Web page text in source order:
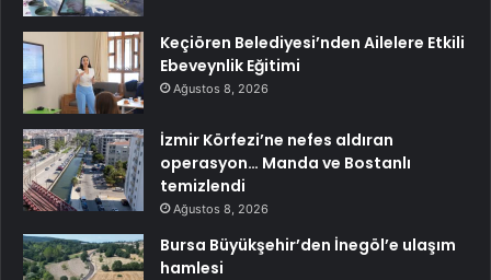
Keçiören Belediyesi’nden Ailelere Etkili
Ebeveynlik Eğitimi
Ağustos 8, 2026
İzmir Körfezi’ne nefes aldıran
operasyon… Manda ve Bostanlı
temizlendi
Ağustos 8, 2026
Bursa Büyükşehir’den İnegöl’e ulaşım
hamlesi